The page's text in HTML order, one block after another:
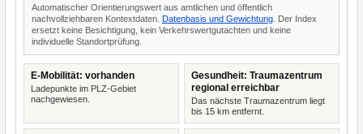
Automatischer Orientierungswert aus amtlichen und öffentlich
nachvollziehbaren Kontextdaten. Datenbasis und Gewichtung . Der Index
ersetzt keine Besichtigung, kein Verkehrswertgutachten und keine
individuelle Standortprüfung.
E-Mobilität: vorhanden
Ladepunkte im PLZ-Gebiet
nachgewiesen.
Gesundheit: Traumazentrum
regional erreichbar
Das nächste Traumazentrum liegt
bis 15 km entfernt.